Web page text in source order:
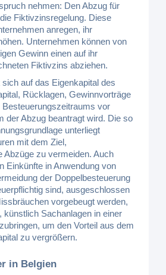
nehmen: Den Abzug für
Fiktivzinsregelung. Diese
anregen, ihr
Unternehmen können von
Gewinn einen auf ihr
Fiktivzins abziehen.
auf das Eigenkapital des
Rücklagen, Gewinnvorträge
Besteuerungszeitraums vor
der Abzug beantragt wird. Die so
unterliegt
mit dem Ziel,
Abzüge zu vermeiden. Auch
Einkünfte in Anwendung von
der Doppelbesteuerung
sind, ausgeschlossen
vorgebeugt werden,
künstlich Sachanlagen in einer
um den Vorteil aus dem
zu vergrößern.
in Belgien